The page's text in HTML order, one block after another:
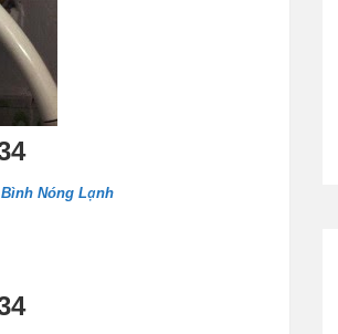
Nóng Lạnh